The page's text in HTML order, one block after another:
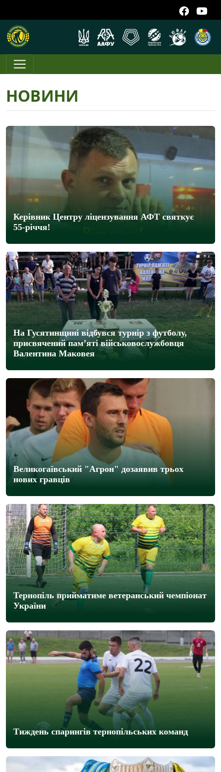
НОВИНИ
Керівник Центру ліцензування АФТ святкує
55-річчя!
На Гусятинщині відбувся турнір з футболу,
присвячений пам’яті військовослужбовця
Валентина Маковея
Великогаївський "Агрон" дозаявив трьох
нових гравців
Тернопіль прийматиме ветеранський чемпіонат
України
Тиждень спарингів тернопільських команд